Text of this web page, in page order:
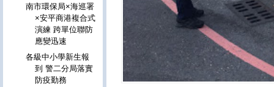
南市環保局×海巡署
×安平商港複合式
演練 跨單位聯防
應變迅速
各級中小學新生報
到 警二分局落實
防疫勤務